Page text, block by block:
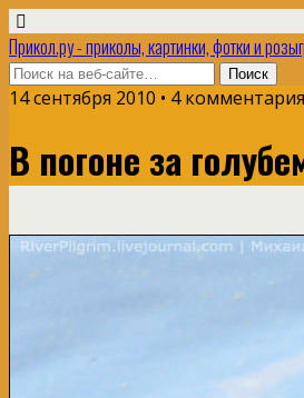
Прикол.ру - приколы, картинки, фотки и
14 сентября 2010 • 4 комментария
В погоне за